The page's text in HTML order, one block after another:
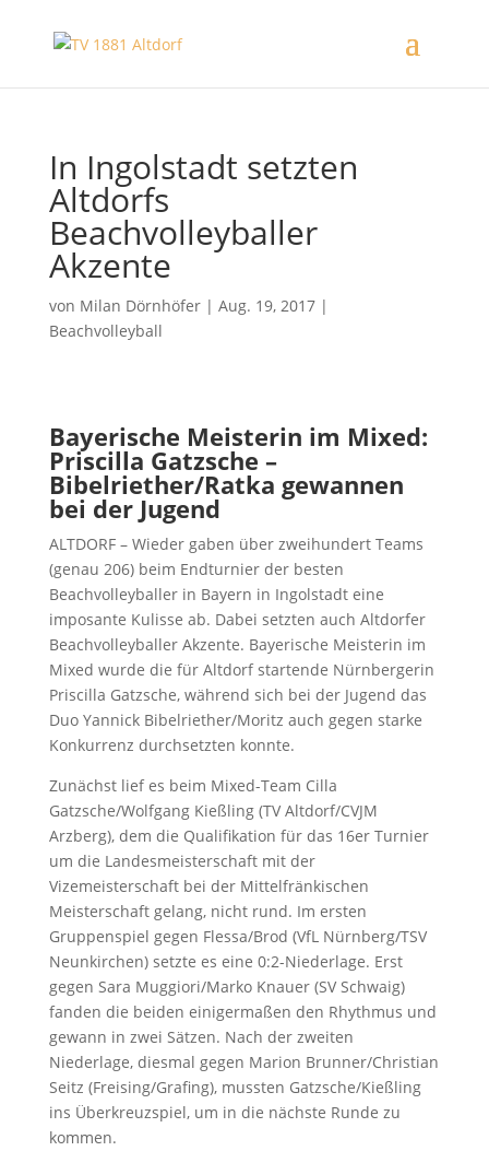
In Ingolstadt setzten
Altdorfs
Beachvolleyballer
Akzente
von Milan Dörnhöfer| Aug. 19, 2017|
Beachvolleyball
Bayerische Meisterin im Mixed:
Priscilla Gatzsche –
Bibelriether/Ratka gewannen
bei der Jugend
ALTDORF – Wieder gaben über zweihundert Teams
(genau 206) beim Endturnier der besten
Beachvolleyballer in Bayern in Ingolstadt eine
imposante Kulisse ab. Dabei setzten auch Altdorfer
Beachvolleyballer Akzente. Bayerische Meisterin im
Mixed wurde die für Altdorf startende Nürnbergerin
Priscilla Gatzsche, während sich bei der Jugend das
Duo Yannick Bibelriether/Moritz auch gegen starke
Konkurrenz durchsetzten konnte.
Zunächst lief es beim Mixed-Team Cilla
Gatzsche/Wolfgang Kießling (TV Altdorf/CVJM
Arzberg), dem die Qualifikation für das 16er Turnier
um die Landesmeisterschaft mit der
Vizemeisterschaft bei der Mittelfränkischen
Meisterschaft gelang, nicht rund. Im ersten
Gruppenspiel gegen Flessa/Brod (VfL Nürnberg/TSV
Neunkirchen) setzte es eine 0:2-Niederlage. Erst
gegen Sara Muggiori/Marko Knauer (SV Schwaig)
fanden die beiden einigermaßen den Rhythmus und
gewann in zwei Sätzen. Nach der zweiten
Niederlage, diesmal gegen Marion Brunner/Christian
Seitz (Freising/Grafing), mussten Gatzsche/Kießling
ins Überkreuzspiel, um in die nächste Runde zu
kommen.